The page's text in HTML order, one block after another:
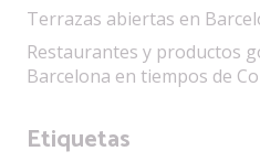
Terrazas abiertas en
Restaurantes y productos
Barcelona en tiempos de
Etiquetas